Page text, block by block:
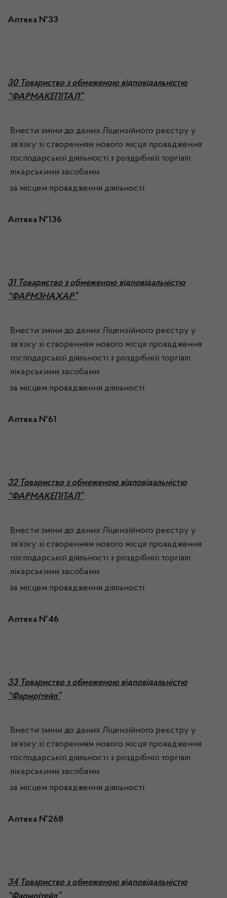
Аптека №33
30 Товариство з обмеженою відповідальністю
“ФАРМАКЕПІТАЛ”
Внести зміни до даних Ліцензійного реєстру у
зв’язку зі створенням нового місця провадження
господарської діяльності з роздрібної торгівлі
лікарськими засобами
за місцем провадження діяльності:
Аптека №136
31 Товариство з обмеженою відповідальністю
“ФАРМЗНАХАР”
Внести зміни до даних Ліцензійного реєстру у
зв’язку зі створенням нового місця провадження
господарської діяльності з роздрібної торгівлі
лікарськими засобами
за місцем провадження діяльності:
Аптека №61
32 Товариство з обмеженою відповідальністю
“ФАРМАКЕПІТАЛ”
Внести зміни до даних Ліцензійного реєстру у
зв’язку зі створенням нового місця провадження
господарської діяльності з роздрібної торгівлі
лікарськими засобами
за місцем провадження діяльності:
Аптека №46
33Товариство з обмеженою відповідальністю
“Фармрітейл”
Внести зміни до даних Ліцензійного реєстру у
зв’язку зі створенням нового місця провадження
господарської діяльності з роздрібної торгівлі
лікарськими засобами
за місцем провадження діяльності:
Аптека №268
34Товариство з обмеженою відповідальністю